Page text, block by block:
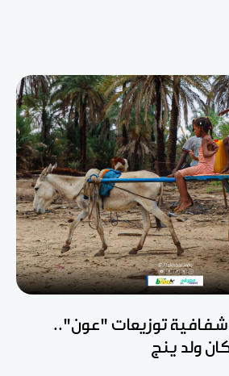
توزيعات "عون"..
ولد ينج